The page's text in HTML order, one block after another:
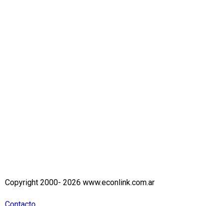
Copyright 2000- 2026 www.econlink.com.ar